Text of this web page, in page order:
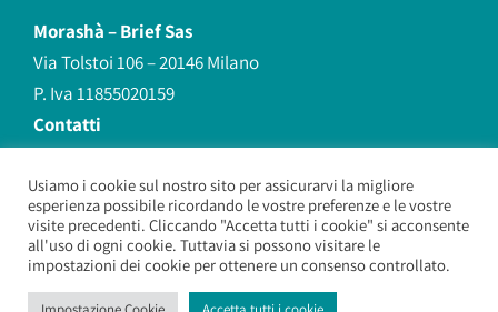
Morashà –Brief Sas
Via Tolstoi 106 – 20146 Milano
P. Iva 11855020159
Contatti
redazione@morasha.it
339 8596707
(anche Whatsapp)
Morashà – Brief Sas – Copyright 2026. All Rights Reserved.
Usiamo i cookie sul nostro sito per assicurarvi la migliore
esperienza possibile ricordando le vostre preferenze e le vostre
visite precedenti. Cliccando "Accetta tutti i cookie" si acconsente
all'uso di ogni cookie. Tuttavia si possono visitare le
impostazioni dei cookie per ottenere un consenso controllato.